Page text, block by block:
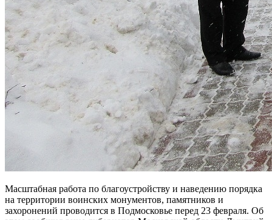
Масштабная работа по благоустройству и наведению порядка
на территории воинских монументов, памятников и
захоронений проводится в Подмосковье перед 23 февраля. Об